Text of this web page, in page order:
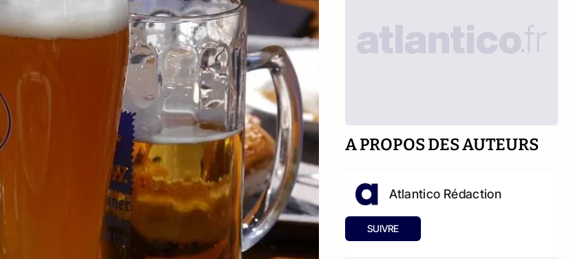
A PROPOS DES AUTEURS
Atlantico Rédaction
SUIVRE